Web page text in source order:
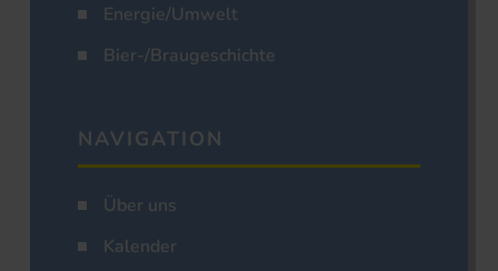
Energie/Umwelt
Bier-/Braugeschichte
NAVIGATION
Über uns
Kalender